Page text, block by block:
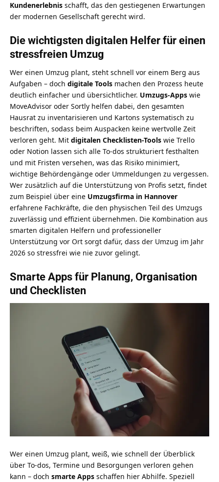
Kundenerlebnis schafft, das den gestiegenen Erwartungen
der modernen Gesellschaft gerecht wird.
Die wichtigsten digitalen Helfer für einen
stressfreien Umzug
Wer einen Umzug plant, steht schnell vor einem Berg aus
Aufgaben – doch digitale Tools machen den Prozess heute
deutlich einfacher und übersichtlicher. Umzugs-Apps wie
MoveAdvisor oder Sortly helfen dabei, den gesamten
Hausrat zu inventarisieren und Kartons systematisch zu
beschriften, sodass beim Auspacken keine wertvolle Zeit
verloren geht. Mit digitalen Checklisten-Tools wie Trello
oder Notion lassen sich alle To-dos strukturiert festhalten
und mit Fristen versehen, was das Risiko minimiert,
wichtige Behördengänge oder Ummeldungen zu vergessen.
Wer zusätzlich auf die Unterstützung von Profis setzt, findet
zum Beispiel über eine Umzugsfirma in Hannover
erfahrene Fachkräfte, die den physischen Teil des Umzugs
zuverlässig und effizient übernehmen. Die Kombination aus
smarten digitalen Helfern und professioneller
Unterstützung vor Ort sorgt dafür, dass der Umzug im Jahr
2026 so stressfrei wie nie zuvor gelingt.
Smarte Apps für Planung, Organisation
und Checklisten
Wer einen Umzug plant, weiß, wie schnell der Überblick
über To-dos, Termine und Besorgungen verloren gehen
kann – doch smarte Apps schaffen hier Abhilfe. Speziell